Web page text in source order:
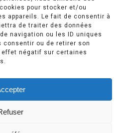
pour stocker et/ou
appareils. Le fait de consentir à
de traiter des données
navigation ou les ID uniques
consentir ou de retirer son
négatif sur certaines
confidentialité
légales